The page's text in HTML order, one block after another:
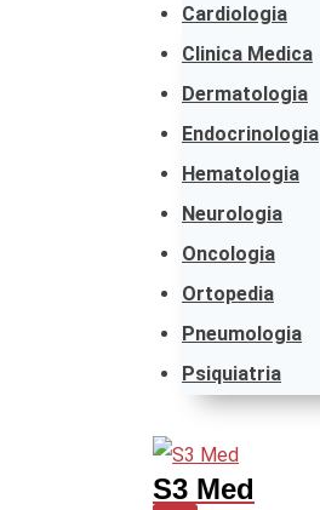
Cardiologia
Clinica Medica
Dermatologia
Endocrinologia
Hematologia
Neurologia
Oncologia
Ortopedia
Pneumologia
Psiquiatria
S3 Med